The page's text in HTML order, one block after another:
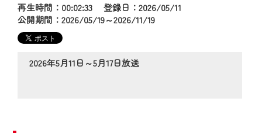
再生時間：00:02:33 登録日：2026/05/11
公開期間：2026/05/19～2026/11/19
2026年5月11日～5月17日放送
【変更点】
◆デザイン変更により、お住まいの地域
の動画コンテンツが一目瞭然。
◆当社アプリやＰＣブラウザから、いつ
でも・どこでも・外出先でも！